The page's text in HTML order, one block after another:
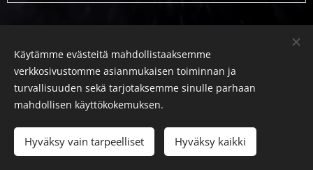
Evästeet
Kielet
Svenska
English Suomi
Käytämme evästeitä mahdollistaaksemme
verkkosivustomme asianmukaisen toiminnan ja
turvallisuuden sekä tarjotaksemme sinulle parhaan
mahdollisen käyttökokemuksen.
Hyväksy vain tarpeelliset Hyväksy kaikki